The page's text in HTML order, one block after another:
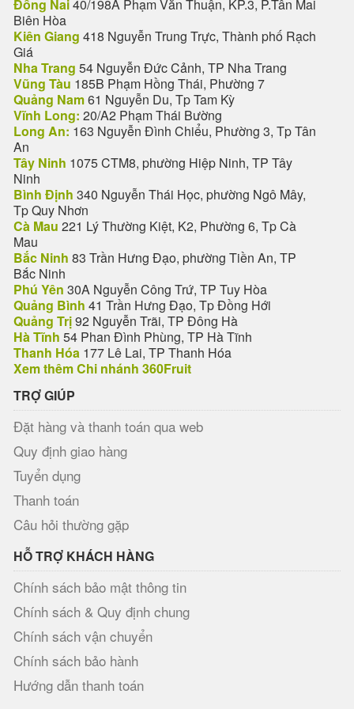
Đồng Nai40/198A Phạm Văn Thuận, KP.3, P.Tân Mai
Biên Hòa
Kiên Giang 418 Nguyễn Trung Trực, Thành phố Rạch
Giá
Nha Trang 54 Nguyễn Đức Cảnh, TP Nha Trang
Vũng Tàu 185B Phạm Hồng Thái, Phường 7
Quảng Nam61 Nguyễn Du, Tp Tam Kỳ
Vĩnh Long: 20/A2 Phạm Thái Bường
Long An: 163 Nguyễn Đình Chiểu, Phường 3, Tp Tân
An
Tây Ninh 1075 CTM8, phường Hiệp Ninh, TP Tây
Ninh
Bình Định 340 Nguyễn Thái Học, phường Ngô Mây,
Tp Quy Nhơn
Cà Mau 221 Lý Thường Kiệt, K2, Phường 6, Tp Cà
Mau
Bắc Ninh 83 Trần Hưng Đạo, phường Tiền An, TP
Bắc Ninh
Phú Yên 30A Nguyễn Công Trứ, TP Tuy Hòa
Quảng Bình 41 Trần Hưng Đạo, Tp Đồng Hới
Quảng Trị92 Nguyễn Trãi, TP Đông Hà
Hà Tĩnh 54 Phan Đình Phùng, TP Hà Tĩnh
Thanh Hóa 177 Lê Lai, TP Thanh Hóa
Xem thêm Chi nhánh 360Fruit
TRỢ GIÚP
Đặt hàng và thanh toán qua web
Quy định giao hàng
Tuyển dụng
Thanh toán
Câu hỏi thường gặp
HỖ TRỢ KHÁCH HÀNG
Chính sách bảo mật thông tin
Chính sách & Quy định chung
Chính sách vận chuyển
Chính sách bảo hành
Hướng dẫn thanh toán